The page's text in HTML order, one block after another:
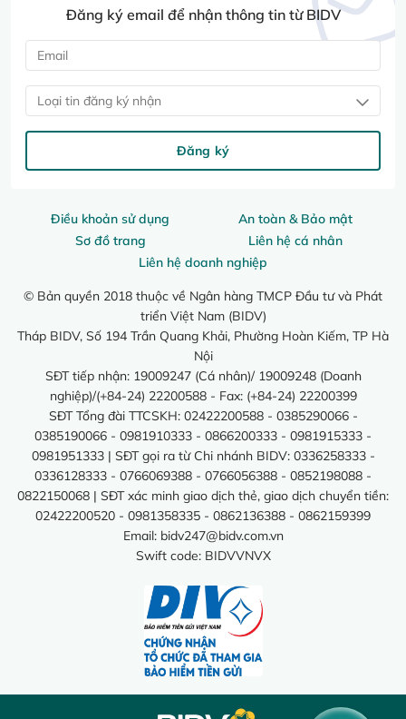
Điều khoản sử dụng
An toàn & Bảo mật
Sơ đồ trang
Liên hệ cá nhân
Liên hệ doanh nghiệp
© Bản quyền 2018 thuộc về Ngân hàng TMCP Đầu tư và Phát
triển Việt Nam (BIDV)
Tháp BIDV, Số 194 Trần Quang Khải, Phường Hoàn Kiếm, TP Hà
Nội
SĐT tiếp nhận: 19009247 (Cá nhân)/ 19009248 (Doanh
nghiệp)/(+84-24) 22200588 - Fax: (+84-24) 22200399
SĐT Tổng đài TTCSKH: 02422200588 - 0385290066 -
0385190066 - 0981910333 - 0866200333 - 0981915333 -
0981951333 | SĐT gọi ra từ Chi nhánh BIDV: 0336258333 -
0336128333 - 0766069388 - 0766056388 - 0852198088 -
0822150068 | SĐT xác minh giao dịch thẻ, giao dịch chuyển tiền:
02422200520 - 0981358335 - 0862136388 - 0862159399
Email: bidv247@bidv.com.vn
Swift code: BIDVVNVX
Đăng ký email để nhận thông tin từ BIDV
Loại tin đăng ký nhận
Đăng ký